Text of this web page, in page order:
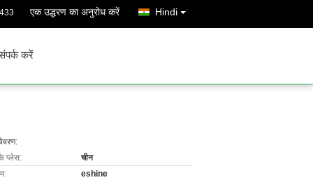
एक उद्धरण का अनुरोध करें Hindi
करें
के प्लेस:
चीन
eshine